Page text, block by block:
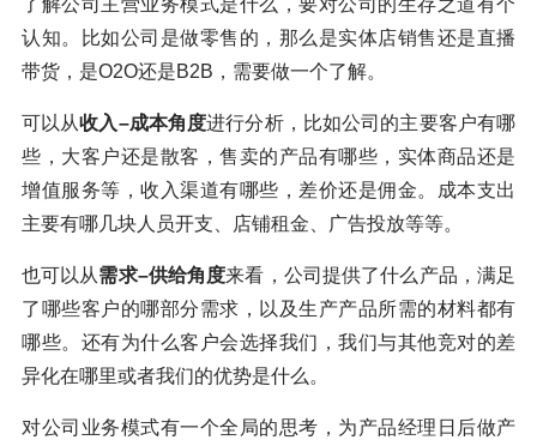
了解公司主营业务模式是什么，要对公司的生存之道有个
认知。比如公司是做零售的，那么是实体店销售还是直播
带货，是O2O还是B2B，需要做一个了解。
可以从收入–成本角度进行分析，比如公司的主要客户有哪
些，大客户还是散客，售卖的产品有哪些，实体商品还是
增值服务等，收入渠道有哪些，差价还是佣金。成本支出
主要有哪几块人员开支、店铺租金、广告投放等等。
也可以从需求–供给角度来看，公司提供了什么产品，满足
了哪些客户的哪部分需求，以及生产产品所需的材料都有
哪些。还有为什么客户会选择我们，我们与其他竞对的差
异化在哪里或者我们的优势是什么。
对公司业务模式有一个全局的思考，为产品经理日后做产